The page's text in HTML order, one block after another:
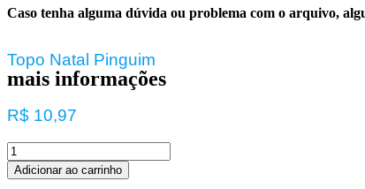
Caso tenha alguma dúvida ou problema com o arquivo,
Topo Natal Pinguim
mais informações
R$ 10,97
Adicionar ao carrinho